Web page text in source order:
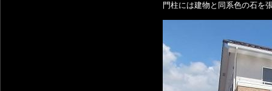
門柱には建物と同系色の石を